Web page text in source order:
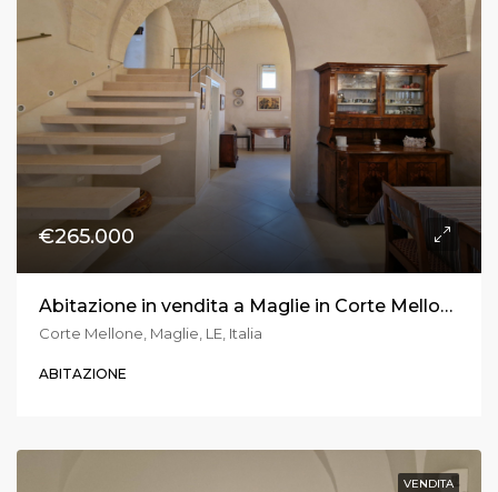
€265.000
Abitazione in vendita a Maglie in Corte Mellone
Corte Mellone, Maglie, LE, Italia
ABITAZIONE
VENDITA